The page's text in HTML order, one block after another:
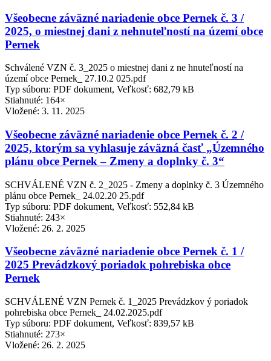
Všeobecne záväzné nariadenie obce Pernek č. 3 /
2025, o miestnej dani z nehnuteľností na území obce
Pernek
Schválené VZN č. 3_2025 o miestnej dani z ne hnuteľností na
území obce Pernek_ 27.10.2 025.pdf
Typ súboru: PDF dokument, Veľkosť: 682,79 kB
Stiahnuté: 164×
Vložené: 3. 11. 2025
Všeobecne záväzné nariadenie obce Pernek č. 2 /
2025, ktorým sa vyhlasuje záväzná časť „Územného
plánu obce Pernek – Zmeny a doplnky č. 3“
SCHVÁLENÉ VZN č. 2_2025 - Zmeny a doplnky č. 3 Územného
plánu obce Pernek_ 24.02.20 25.pdf
Typ súboru: PDF dokument, Veľkosť: 552,84 kB
Stiahnuté: 243×
Vložené: 26. 2. 2025
Všeobecne záväzné nariadenie obce Pernek č. 1 /
2025 Prevádzkový poriadok pohrebiska obce
Pernek
SCHVÁLENÉ VZN Pernek č. 1_2025 Prevádzkov ý poriadok
pohrebiska obce Pernek_ 24.02.2025.pdf
Typ súboru: PDF dokument, Veľkosť: 839,57 kB
Stiahnuté: 273×
Vložené: 26. 2. 2025